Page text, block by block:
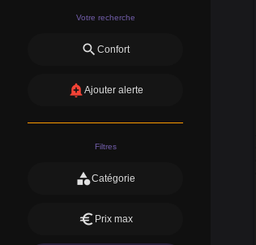
Votre recherche
search Confort
add_alertAjouter alerte
Filtres
categoryCatégorie
euro Prix max